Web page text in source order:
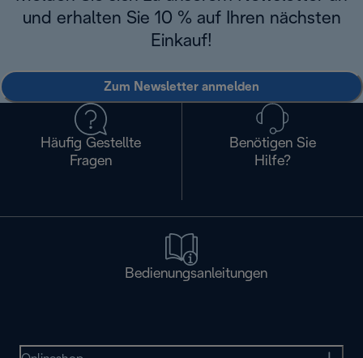
und erhalten Sie 10 % auf Ihren nächsten
Einkauf!
Zum Newsletter anmelden
Häufig Gestellte
Fragen
Benötigen Sie
Hilfe?
Bedienungsanleitungen